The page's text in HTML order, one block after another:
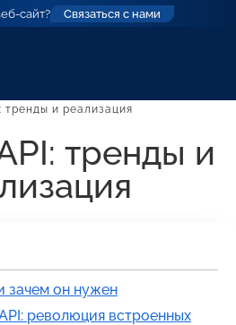
сайт? Связаться с нами
тренды и реализация
тренды и
зачем он нужен
революция встроенных